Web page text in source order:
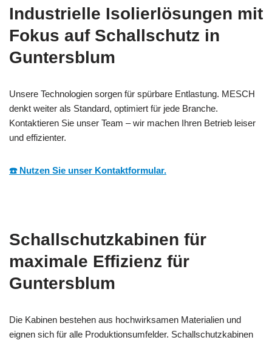
Industrielle Isolierlösungen mit
Fokus auf Schallschutz in
Guntersblum
Unsere Technologien sorgen für spürbare Entlastung. MESCH
denkt weiter als Standard, optimiert für jede Branche.
Kontaktieren Sie unser Team – wir machen Ihren Betrieb leiser
und effizienter.
☎️ Nutzen Sie unser Kontaktformular.
Schallschutzkabinen für
maximale Effizienz für
Guntersblum
Die Kabinen bestehen aus hochwirksamen Materialien und
eignen sich für alle Produktionsumfelder. Schallschutzkabinen